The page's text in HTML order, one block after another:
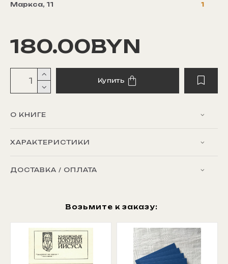
180.00BYN
Маркса, 11 1
Купить
О КНИГЕ
ХАРАКТЕРИСТИКИ
ДОСТАВКА / ОПЛАТА
Возьмите к заказу: